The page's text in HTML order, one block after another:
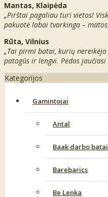
Mantas, Klaipėda
„Pirštai pagaliau turi vietos!
pakuotė labai tvarkinga –
Rūta, Vilnius
„Tai pirmi batai, kurių
patogūs ir lengvi. Pėdos
Kategorijos
Gamintojai
Antal
Baak darbo batai
Barebarics
Be Lenka